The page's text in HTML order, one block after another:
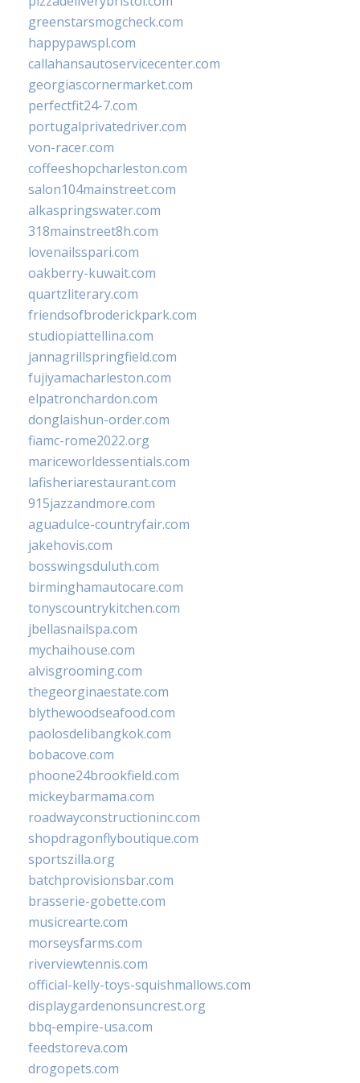
greenstarsmogcheck.com
happypawspl.com
callahansautoservicecenter.com
georgiascornermarket.com
perfectfit24-7.com
portugalprivatedriver.com
von-racer.com
coffeeshopcharleston.com
salon104mainstreet.com
alkaspringswater.com
318mainstreet8h.com
lovenailsspari.com
oakberry-kuwait.com
quartzliterary.com
friendsofbroderickpark.com
studiopiattellina.com
jannagrillspringfield.com
fujiyamacharleston.com
elpatronchardon.com
donglaishun-order.com
fiamc-rome2022.org
mariceworldessentials.com
lafisheriarestaurant.com
915jazzandmore.com
aguadulce-countryfair.com
jakehovis.com
bosswingsduluth.com
birminghamautocare.com
tonyscountrykitchen.com
jbellasnailspa.com
mychaihouse.com
alvisgrooming.com
thegeorginaestate.com
blythewoodseafood.com
paolosdelibangkok.com
bobacove.com
phoone24brookfield.com
mickeybarmama.com
roadwayconstructioninc.com
shopdragonflyboutique.com
sportszilla.org
batchprovisionsbar.com
brasserie-gobette.com
musicrearte.com
morseysfarms.com
riverviewtennis.com
official-kelly-toys-squishmallows.com
displaygardenonsuncrest.org
bbq-empire-usa.com
feedstoreva.com
drogopets.com